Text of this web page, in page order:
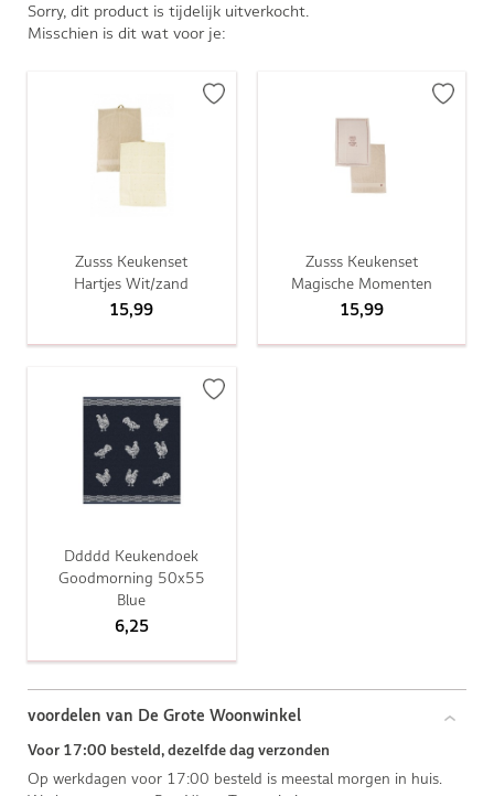
Sorry, dit product is tijdelijk uitverkocht.
Misschien is dit wat voor je:
Zusss Keukenset
Hartjes Wit/zand
15,99
Zusss Keukenset
Magische Momenten
15,99
Ddddd Keukendoek
Goodmorning 50x55
Blue
6,25
voordelen van De Grote Woonwinkel
Voor 17:00 besteld, dezelfde dag verzonden
Op werkdagen voor 17:00 besteld is meestal morgen in huis.